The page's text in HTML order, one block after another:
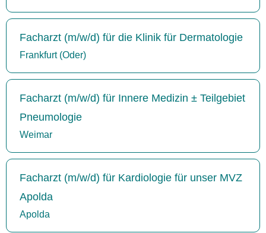
Facharzt (m/w/d) für die Klinik für Dermatologie
Frankfurt (Oder)
Facharzt (m/w/d) für Innere Medizin ± Teilgebiet
Pneumologie
Weimar
Facharzt (m/w/d) für Kardiologie für unser MVZ
Apolda
Apolda